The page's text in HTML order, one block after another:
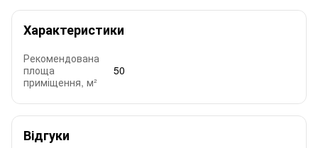
Характеристики
Рекомендована
площа
приміщення, м²
50
Відгуки